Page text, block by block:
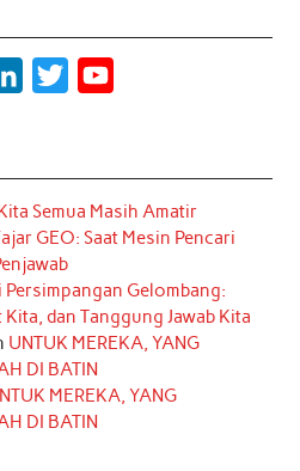
k
e
d
I
n
t
t
r
T
u
e
Semua Masih Amatir
GEO: Saat Mesin Pencari
Persimpangan Gelombang:
dan Tanggung Jawab Kita
UNTUK MEREKA, YANG
DI BATIN
MEREKA, YANG
DI BATIN